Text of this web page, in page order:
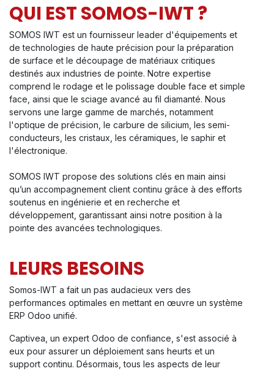
QUI EST SOMOS-IWT ?
SOMOS IWT est un fournisseur leader d'équipements et
de technologies de haute précision pour la préparation
de surface et le découpage de matériaux critiques
destinés aux industries de pointe. Notre expertise
comprend le rodage et le polissage double face et simple
face, ainsi que le sciage avancé au fil diamanté. Nous
servons une large gamme de marchés, notamment
l'optique de précision, le carbure de silicium, les semi-
conducteurs, les cristaux, les céramiques, le saphir et
l'électronique.
SOMOS IWT propose des solutions clés en main ainsi
qu’un accompagnement client continu grâce à des efforts
soutenus en ingénierie et en recherche et
développement, garantissant ainsi notre position à la
pointe des avancées technologiques.
LEURS BESOINS
Somos-IWT a fait un pas audacieux vers des
performances optimales en mettant en œuvre un système
ERP Odoo unifié. ​
Captivea, un expert Odoo de confiance, s'est associé à
eux pour assurer un déploiement sans heurts et un
support continu. Désormais, tous les aspects de leur